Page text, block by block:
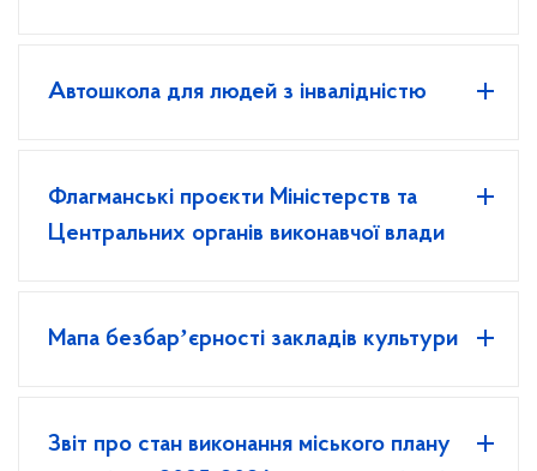
Автошкола для людей з інвалідністю
Флагманськi проєкти Міністерств та
Центральних органiв виконавчої влади
Мапа безбарʼєрності закладів культури
Звіт про стан виконання міського плану